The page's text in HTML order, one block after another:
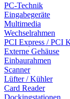
PC-Technik
Eingabegeräte
Multimedia
Wechselrahmen
PCI Express / PCI
Externe Gehäuse
Einbaurahmen
Scanner
Lüfter / Kühler
Card Reader
Dockingstationen